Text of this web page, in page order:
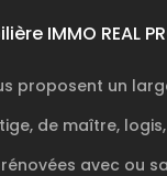
IMMO REAL
proposent un
de maître,
avec ou